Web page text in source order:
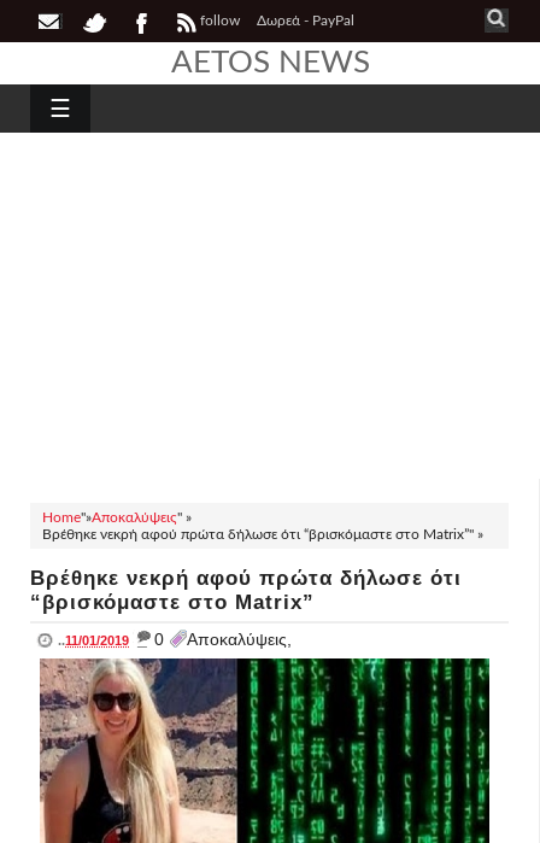
follow Δωρεά - PayPal
AETOS NEWS
☰
Home"»Αποκαλύψεις" »
Βρέθηκε νεκρή αφού πρώτα δήλωσε ότι “βρισκόμαστε στο Matrix”" »
Βρέθηκε νεκρή αφού πρώτα δήλωσε ότι
“βρισκόμαστε στο Matrix”
..11/01/2019 _ 0 Αποκαλύψεις,